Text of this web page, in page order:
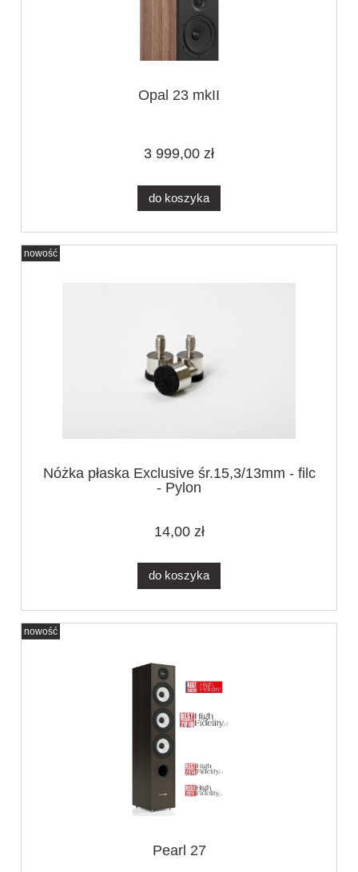
Opal 23 mkII
3 999,00 zł
do koszyka
Nóżka płaska Exclusive śr.15,3/13mm - filc
- Pylon
14,00 zł
do koszyka
nowość
Pearl 27
nowość